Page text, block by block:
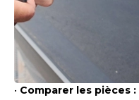
• Comparer les pièces :